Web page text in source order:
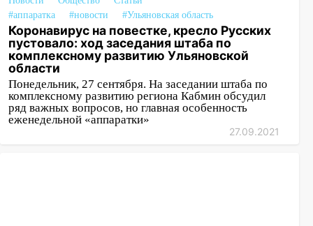
#аппаратка
#новости #Ульяновская область
Коронавирус на повестке, кресло Русских
пустовало: ход заседания штаба по
комплексному развитию Ульяновской
области
Понедельник, 27 сентября. На заседании штаба по
комплексному развитию региона Кабмин обсудил
ряд важных вопросов, но главная особенность
еженедельной «аппаратки»
27.09.2021